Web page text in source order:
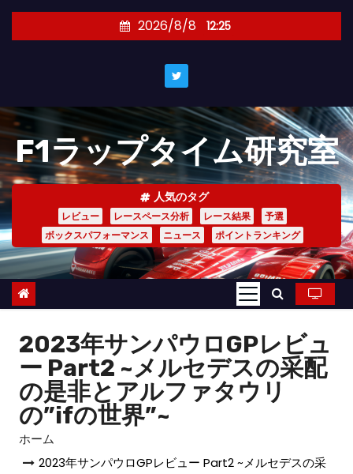
キ
ッ
プ
2026/8/8 12:25
F1ラップタイム研究室
人気のタグ
レビュー レースペース分析 レース結果
予選
ボックスパフォーマンス
ニュース ポイントランキング
2023年サンパウロGPレビュ
ー Part2 ~メルセデスの采配
の是非とアルファタウリ
の”ifの世界”~
ホーム
2023年サンパウロGPレビュー Part2 ~メルセデスの采